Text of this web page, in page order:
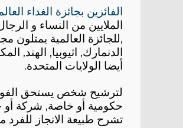
الفائزين بجائزة الغداء
الملايين من النساء و
للجائزة العالمية يمتلون مجموعة كبيرة من البلدان: كبنغلاديش, البرازيل, الصين, كوبا,
الدنمارك, اثيوبيا, الهند,
.أيضا الولايات المتحدة
لترشيح شخص يستحق
حكومية أو خاصة, شركة أو
تشرح طبيعة الانجاز للفرد